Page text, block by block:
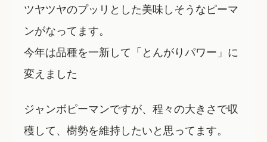
ツヤツヤのプッリとした美味しそうなピーマ
ンがなってます。
今年は品種を一新して「とんがりパワー」に
変えました
ジャンボピーマンですが、程々の大きさで収
穫して、樹勢を維持したいと思ってます。